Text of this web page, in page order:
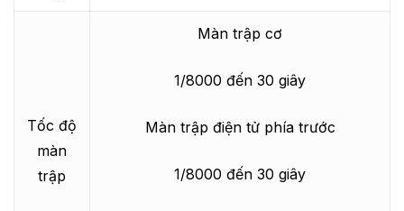
Tốc độ
màn
trập
Màn trập cơ
1/8000 đến 30 giây
Màn trập điện tử phía trước
1/8000 đến 30 giây